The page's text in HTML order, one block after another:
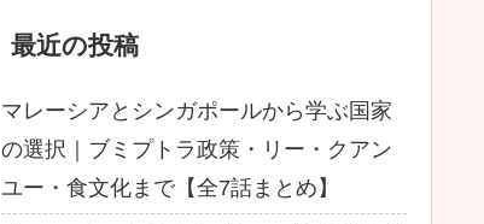
最近の投稿
マレーシアとシンガポールから学ぶ国家
の選択｜ブミプトラ政策・リー・クアン
ユー・食文化まで【全7話まとめ】